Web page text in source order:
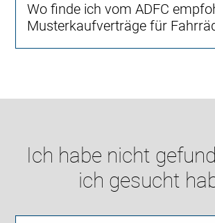
Wo finde ich vom ADFC
Musterkaufverträge für
Ich habe nicht
ich gesucht